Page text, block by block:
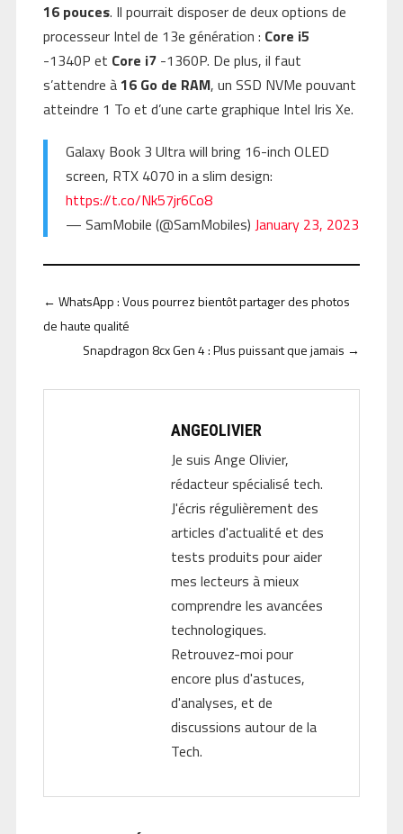
16 pouces. Il pourrait disposer de deux options de
processeur Intel de 13e génération : Core i5
-1340P et Core i7-1360P. De plus, il faut
s’attendre à 16 Go de RAM, un SSD NVMe pouvant
atteindre 1 To et d’une carte graphique Intel Iris Xe.
Galaxy Book 3 Ultra will bring 16-inch OLED
screen, RTX 4070 in a slim design:
https://t.co/Nk57jr6Co8
— SamMobile (@SamMobiles) January 23, 2023
← WhatsApp : Vous pourrez bientôt partager des photos
de haute qualité
Snapdragon 8cx Gen 4 : Plus puissant que jamais →
ANGEOLIVIER
Je suis Ange Olivier,
rédacteur spécialisé tech.
J'écris régulièrement des
articles d'actualité et des
tests produits pour aider
mes lecteurs à mieux
comprendre les avancées
technologiques.
Retrouvez-moi pour
encore plus d'astuces,
d'analyses, et de
discussions autour de la
Tech.